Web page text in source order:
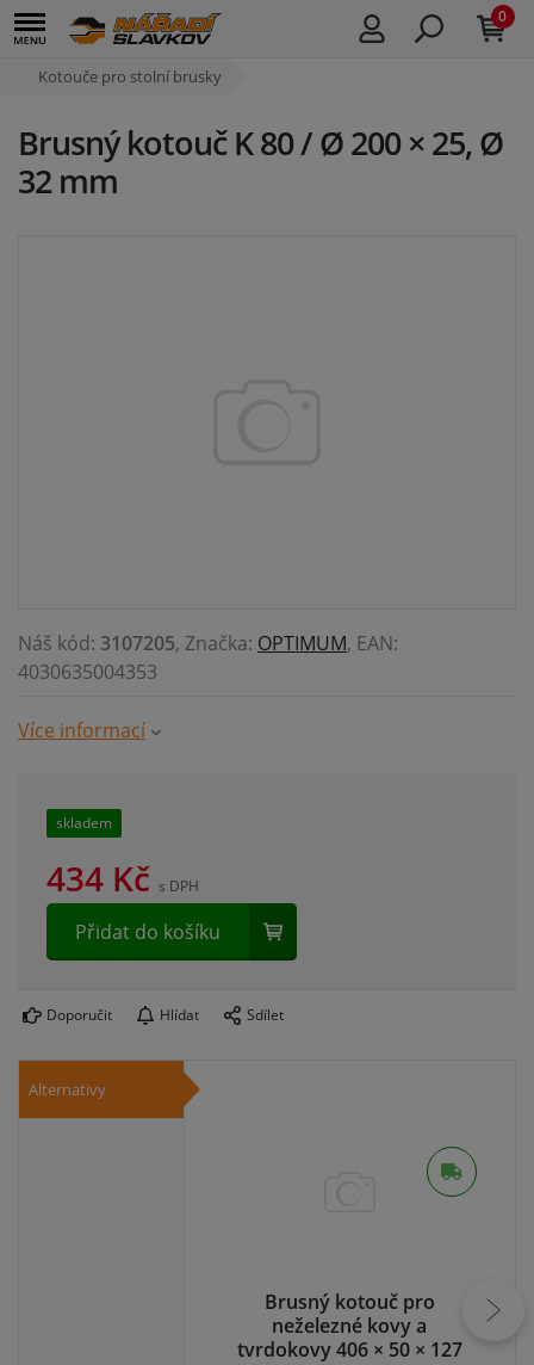
0
Kotouče pro stolní brusky
Brusný kotouč K 80 / Ø 200 × 25, Ø
32 mm
Náš kód: 3107205, Značka: OPTIMUM, EAN:
4030635004353
Více informací
skladem
434 Kč s DPH
Přidat do košíku
Doporučit Hlídat Sdílet
Alternativy
Brusný kotouč pro
neželezné kovy a
tvrdokovy 406 × 50 × 127